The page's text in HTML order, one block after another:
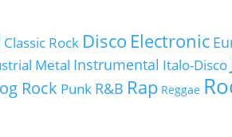
Classic Rock Disco Electronic
Metal Instrumental Italo-Disco
Rock Punk R&B Rap Reggae